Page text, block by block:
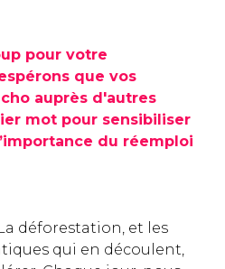
pour votre
que vos
auprès d'autres
mot pour sensibiliser
du réemploi
déforestation, et les
qui en découlent,